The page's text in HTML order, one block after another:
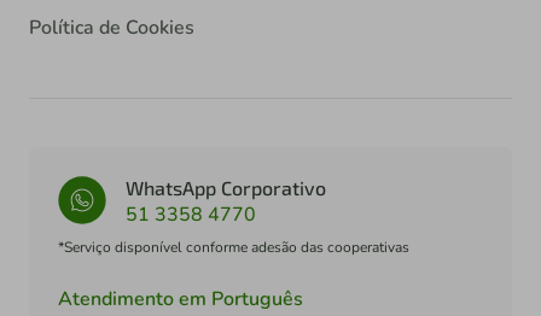
Política de Cookies
WhatsApp Corporativo
51 3358 4770
*Serviço disponível conforme adesão das cooperativas
Atendimento em Português